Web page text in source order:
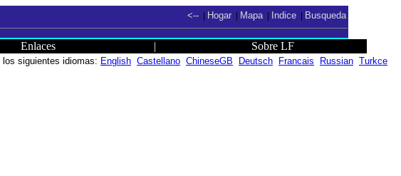
<--| Hogar| Mapa| Indice| Busqueda
Enlaces | Sobre LF
siguientes idiomas: English Castellano ChineseGB Deutsch Francais Russian Turkce